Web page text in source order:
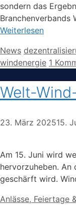
sondern das
Branchenverbands
Weiterlesen
Kategorien
News Schlagwörter
windenergie 1
Welt-
23. März 202515.
Am 15. Juni wird
hervorzuheben.
geschärft wird.
Kategorien
Anlässe, Feiertage